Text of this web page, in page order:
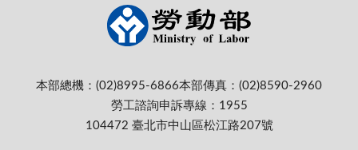
本部總機：(02)8995-6866本部傳真：(02)8590-2960
勞工諮詢申訴專線：1955
104472 臺北市中山區松江路207號